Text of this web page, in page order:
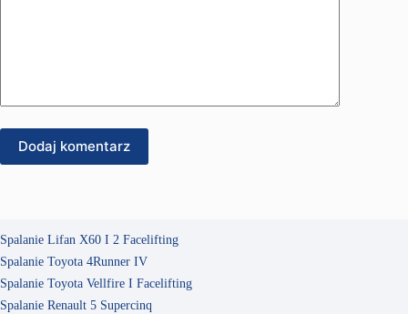
Dodaj komentarz
Spalanie Lifan X60 I 2 Facelifting
Spalanie Toyota 4Runner IV
Spalanie Toyota Vellfire I Facelifting
Spalanie Renault 5 Supercinq